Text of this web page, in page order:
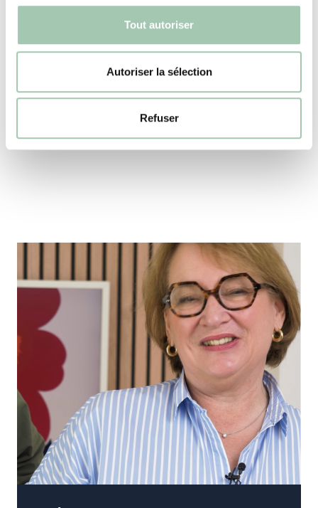
Tout autoriser
Autoriser la sélection
Refuser
Dressing dans la chambre parentale
Rangement chambre enfant